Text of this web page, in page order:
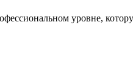
уровне,